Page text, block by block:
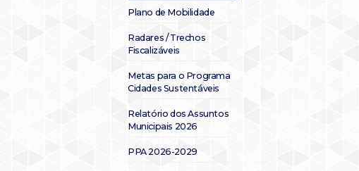
Plano de Mobilidade
Radares / Trechos
Fiscalizáveis
Metas para o Programa
Cidades Sustentáveis
Relatório dos Assuntos
Municipais 2026
PPA 2026-2029